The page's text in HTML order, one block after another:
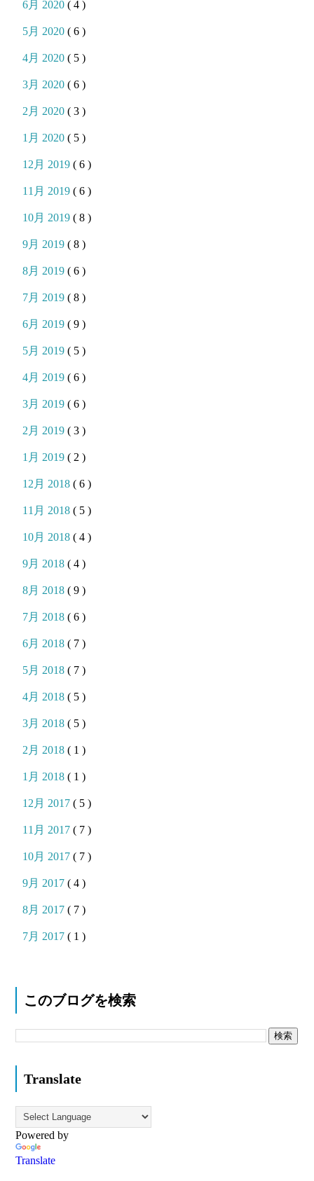
6月 2020( 4 )
5月 2020( 6 )
4月 2020( 5 )
3月 2020( 6 )
2月 2020( 3 )
1月 2020( 5 )
12月 2019( 6 )
11月 2019( 6 )
10月 2019( 8 )
9月 2019( 8 )
8月 2019( 6 )
7月 2019( 8 )
6月 2019( 9 )
5月 2019( 5 )
4月 2019( 6 )
3月 2019( 6 )
2月 2019( 3 )
1月 2019( 2 )
12月 2018( 6 )
11月 2018( 5 )
10月 2018( 4 )
9月 2018( 4 )
8月 2018( 9 )
7月 2018( 6 )
6月 2018( 7 )
5月 2018( 7 )
4月 2018( 5 )
3月 2018( 5 )
2月 2018( 1 )
1月 2018( 1 )
12月 2017( 5 )
11月 2017( 7 )
10月 2017( 7 )
9月 2017( 4 )
8月 2017( 7 )
7月 2017( 1 )
このブログを検索
Translate
Powered by
Translate